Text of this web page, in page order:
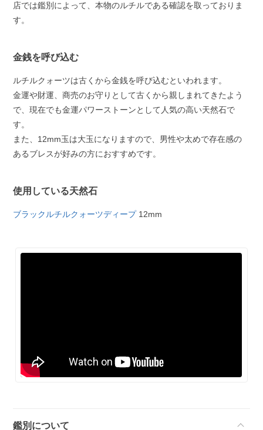
店では鑑別によって、本物のルチルである確認を取っておりま
す。
金銭を呼び込む
ルチルクォーツは古くから金銭を呼び込むといわれます。
金運や財運、商売のお守りとして古くから親しまれてきたよう
で、現在でも金運パワーストーンとして人気の高い天然石で
す。
また、12mm玉は大玉になりますので、男性や太めで存在感の
あるブレスが好みの方におすすめです。
使用している天然石
ブラックルチルクォーツディープ12mm
鑑別について